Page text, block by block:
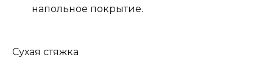
напольное покрытие.
Сухая стяжка